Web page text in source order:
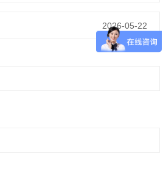
2026-05-22